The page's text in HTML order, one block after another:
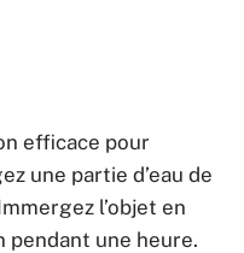
efficace pour
une partie d’eau de
l’objet en
pendant une heure.